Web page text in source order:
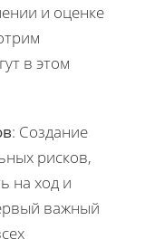
и оценке
в этом
: Создание
рисков,
на ход и
важный